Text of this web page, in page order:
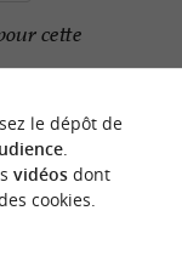
cette
le dépôt de
.
vidéosdont
cookies.